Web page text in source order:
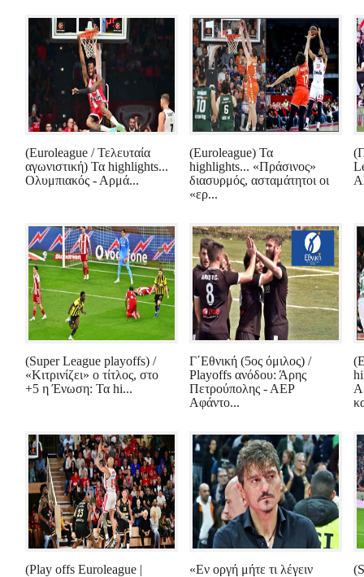
(Euroleague / Τελευταία
αγωνιστική) Τα highlights...
Ολυμπιακός - Αρμά...
(Euroleague) Τα
highlights... «Πράσινος»
διασυρμός, ασταμάτητοι οι
«ερ...
(Super League playoffs) /
«Κιτρινίζει» ο τίτλος, στο
+5 η Ένωση: Τα hi...
Γ΄Εθνική (5ος όμιλος) /
Playoffs ανόδου: Άρης
Πετρούπολης - ΑΕΡ
Αφάντο...
(Play offs Euroleague |
«Εν οργή μήτε τι λέγειν